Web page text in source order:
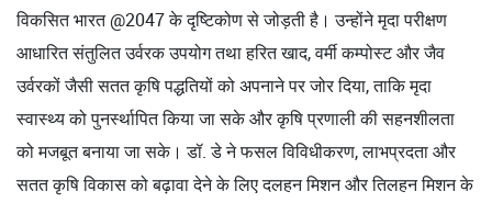
विकसित भारत @2047 के दृष्टिकोण से जोड़ती है। उन्होंने मृदा परीक्षण
आधारित संतुलित उर्वरक उपयोग तथा हरित खाद, वर्मी कम्पोस्ट और जैव
उर्वरकों जैसी सतत कृषि पद्धतियों को अपनाने पर जोर दिया, ताकि मृदा
स्वास्थ्य को पुनर्स्थापित किया जा सके और कृषि प्रणाली की सहनशीलता
को मजबूत बनाया जा सके। डॉ. डे ने फसल विविधीकरण, लाभप्रदता और
सतत कृषि विकास को बढ़ावा देने के लिए दलहन मिशन और तिलहन मिशन के